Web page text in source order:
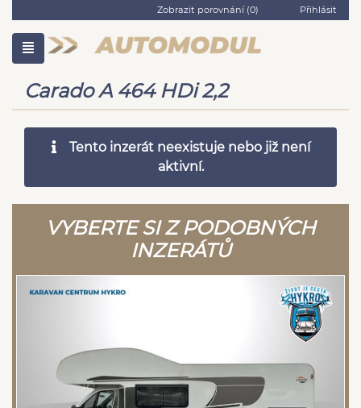
Zobrazit porovnání (0) Přihlásit
Carado A 464 HDi 2,2
Tento inzerát neexistuje nebo již není
aktivní.
VYBERTE SI Z PODOBNÝCH
INZERÁTŮ